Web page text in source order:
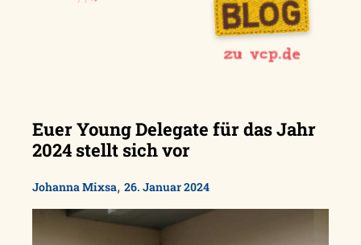
Euer Young Delegate für das Jahr
2024 stellt sich vor
Johanna Mixsa, 26. Januar 2024